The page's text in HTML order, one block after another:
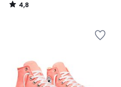
4,8
/